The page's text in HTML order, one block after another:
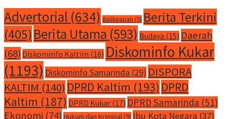
Advertorial (634) Balikpapan (5) Berita Terkini
(405)Berita Utama (593) Budaya (15) Daerah
(68) Diskominfo Kaltim (16) Diskominfo Kukar
(1193) Diskominfo Samarinda (29) DISPORA
KALTIM (140) DPRD Kaltim (193) DPRD
Kaltim (187) DPRD Kukar (17) DPRD Samarinda (51)
Ekonomi (74) Hukum dan Kriminal(9) Ibu Kota Negara (37)